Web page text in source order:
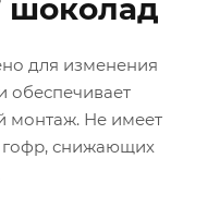
шоколад
для изменения
обеспечивает
монтаж. Не имеет
гофр, снижающих